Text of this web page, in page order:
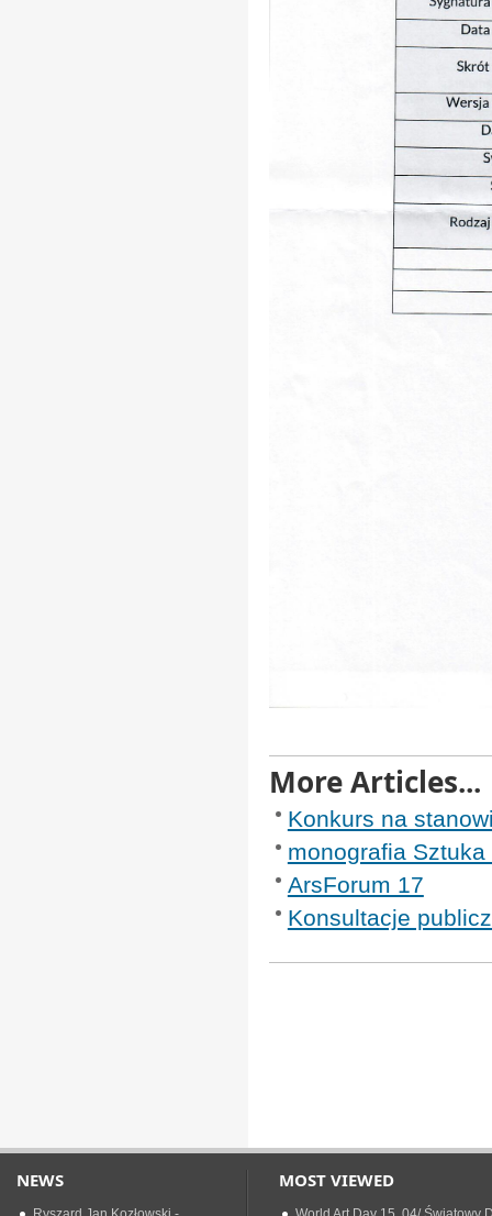
More Articles...
Konkurs na
monografia
ArsForum 17
Konsultacje
NEWS MOST VIEWED